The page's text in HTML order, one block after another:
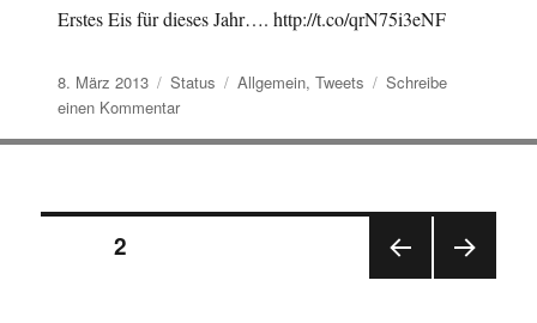
Erstes Eis für dieses Jahr…. http://t.co/qrN75i3eNF
Veröffentlicht
am
8. März 2013 Format
Status Kategorien
Allgemein, Tweets
Schreibe
einen Kommentarzu
Seitennummerierung
SEITE2